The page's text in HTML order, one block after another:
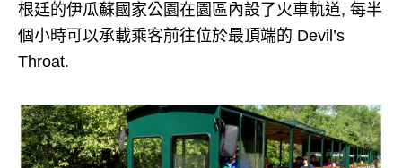
根廷的伊瓜蘇國家公園在園區內設了火車軌道, 每半
個小時可以承載乘客前往位於最頂端的 Devil’s
Throat.